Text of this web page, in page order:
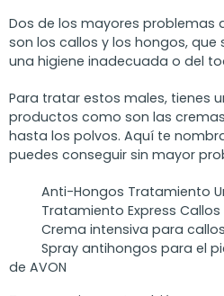
Dos de los mayores problemas
son los callos y los hongos, que
una higiene inadecuada o del
Para tratar estos males, tienes
productos como son las
hasta los polvos. Aquí te
puedes conseguir sin mayor
Anti-Hongos Tratamiento
Tratamiento Express Callos
Crema intensiva para
Spray antihongos para el
de AVON